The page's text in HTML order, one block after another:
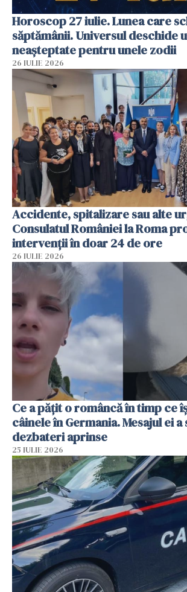
Horoscop 27 iulie. Lunea care
săptămânii. Universul deschide
neașteptate pentru unele zodii
26 IULIE 2026
Accidente, spitalizare sau alte
Consulatul României la Roma
intervenții în doar 24 de ore
26 IULIE 2026
Ce a pățit o româncă în timp ce
câinele în Germania. Mesajul ei
dezbateri aprinse
25 IULIE 2026